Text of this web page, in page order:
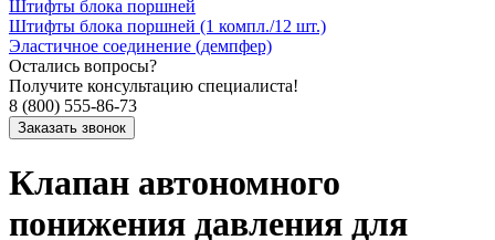
Штифты блока поршней
Штифты блока поршней (1 компл./12 шт.)
Эластичное соединение (демпфер)
Остались вопросы?
Получите консультацию специалиста!
8 (800) 555-86-73
Клапан автономного
понижения давления для